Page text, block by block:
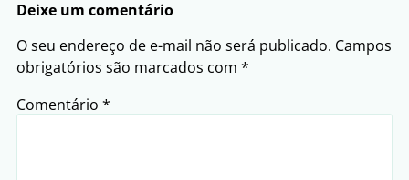
Deixe um comentário
O seu endereço de e-mail não será publicado. Campos
obrigatórios são marcados com *
Comentário *